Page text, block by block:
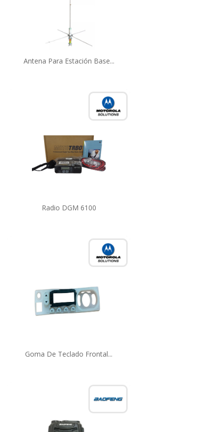
Antena Para Estación Base...
Radio DGM 6100
Goma De Teclado Frontal...